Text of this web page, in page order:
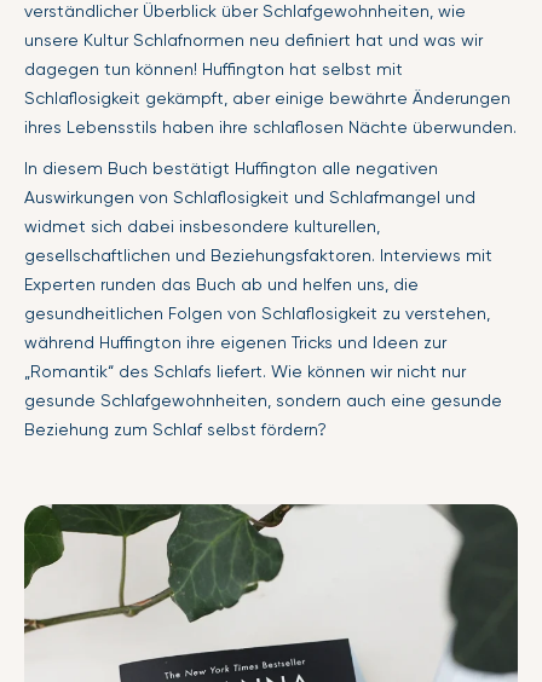
verständlicher Überblick über Schlafgewohnheiten, wie
unsere Kultur Schlafnormen neu definiert hat und was wir
dagegen tun können! Huffington hat selbst mit
Schlaflosigkeit gekämpft, aber einige bewährte Änderungen
ihres Lebensstils haben ihre schlaflosen Nächte überwunden.
In diesem Buch bestätigt Huffington alle negativen
Auswirkungen von Schlaflosigkeit und Schlafmangel und
widmet sich dabei insbesondere kulturellen,
gesellschaftlichen und Beziehungsfaktoren. Interviews mit
Experten runden das Buch ab und helfen uns, die
gesundheitlichen Folgen von Schlaflosigkeit zu verstehen,
während Huffington ihre eigenen Tricks und Ideen zur
„Romantik“ des Schlafs liefert. Wie können wir nicht nur
gesunde Schlafgewohnheiten, sondern auch eine gesunde
Beziehung zum Schlaf selbst fördern?